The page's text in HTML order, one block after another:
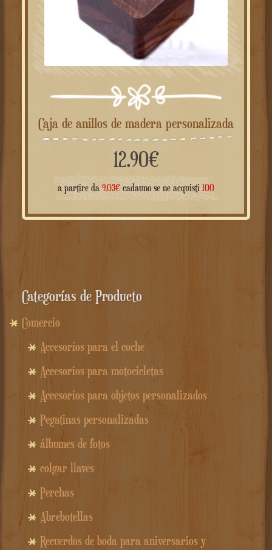
Caja de anillos de madera personalizada
12.90€
a partire da 9.03€ cadauno se ne acquisti 100
Categorías de Producto
Comercio
Accesorios para el coche
Accesorios para motocicletas
Accesorios para objetos personalizados
Pegatinas personalizadas
álbumes de fotos
colgar llaves
Perchas
Abrebotellas
Recuerdos de boda para aniversarios y